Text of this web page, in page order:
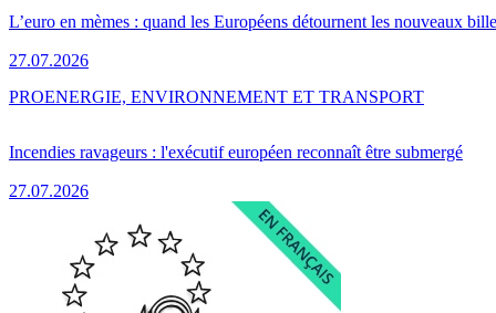
L’euro en mèmes : quand les Européens détournent les nouveaux
27.07.2026
Incendies ravageurs : l'exécutif européen reconnaît être submergé
27.07.2026
PROENERGIE, ENVIRONNEMENT ET TRANSPORT